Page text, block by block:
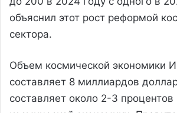
объяснил этот рост реформой
сектора.
Объем космической экономики
составляет 8 миллиардов
составляет около 2-3